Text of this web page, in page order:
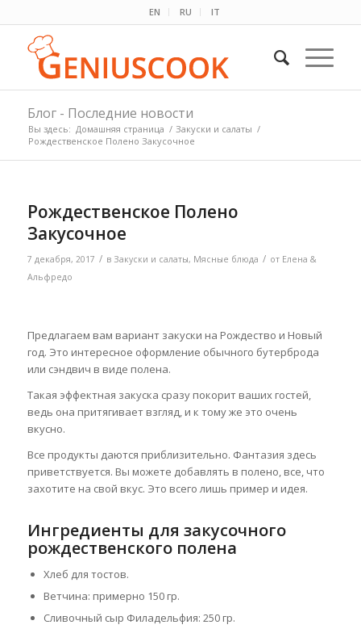
EN RU IT
Блог - Последние новости
Вы здесь: Домашняя страница / Закуски и салаты /
Рождественское Полено Закусочное
Рождественское Полено
Закусочное
7 декабря, 2017 / в Закуски и салаты, Мясные блюда / от Елена &
Альфредо
Предлагаем вам вариант закуски на Рождество и Новый
год. Это интересное оформление обычного бутерброда
или сэндвич в виде полена.
Такая эффектная закуска сразу покорит ваших гостей,
ведь она притягивает взгляд, и к тому же это очень
вкусно.
Все продукты даются приблизительно. Фантазия здесь
приветствуется. Вы можете добавлять в полено, все, что
захотите на свой вкус. Это всего лишь пример и идея.
Ингредиенты для закусочного
рождественского полена
Хлеб для тостов.
Ветчина: примерно 150 гр.
Сливочный сыр Филадельфия: 250 гр.